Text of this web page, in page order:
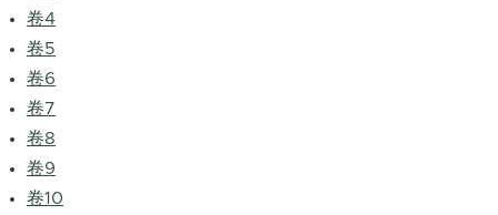
卷4
卷5
卷6
卷7
卷8
卷9
卷10